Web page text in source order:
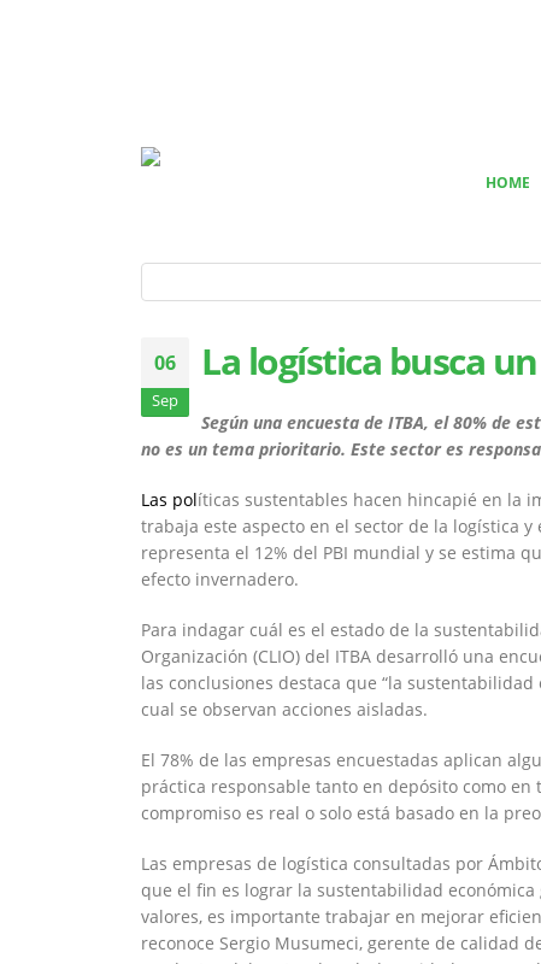
HOME
06
Sep
La logística busca
Según una encuesta de ITBA, el 80% de
no es un tema prioritario. Este sector es
Las políticas sustentables hacen hincapié en la
trabaja este aspecto en el sector de la logística
representa el 12% del PBI mundial y se estima
efecto invernadero.
Para indagar cuál es el estado de la
Organización (CLIO) del ITBA desarrolló una
las conclusiones destaca que “la
cual se observan acciones aisladas.
El 78% de las empresas encuestadas aplican
práctica responsable tanto en depósito como
compromiso es real o solo está basado en la
Las empresas de logística consultadas por
que el fin es lograr la sustentabilidad
valores, es importante trabajar en mejorar
reconoce Sergio Musumeci, gerente de calidad